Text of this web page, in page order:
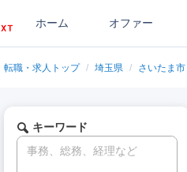
ホーム オファー
転職・求人トップ / 埼玉県 / さいたま市
キーワード